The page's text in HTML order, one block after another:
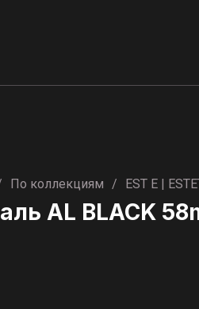
По коллекциям / EST E |
AL BLACK